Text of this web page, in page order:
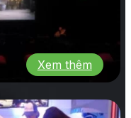
Xem thêm